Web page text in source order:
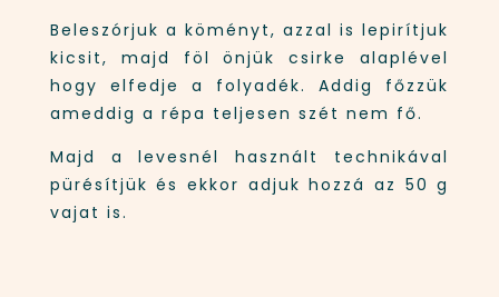
Beleszórjuk a köményt, azzal is lepirítjuk
kicsit, majd föl önjük csirke alaplével
hogy elfedje a folyadék. Addig főzzük
ameddig a répa teljesen szét nem fő.
Majd a levesnél használt technikával
pürésítjük és ekkor adjuk hozzá az 50 g
vajat is.